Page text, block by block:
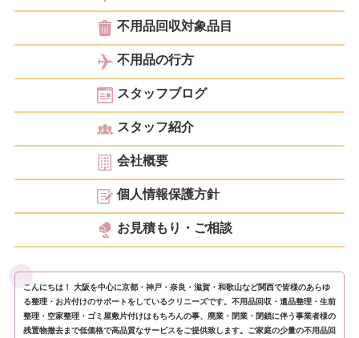
不用品回収対象品目
不用品の行方
スタッフブログ
スタッフ紹介
会社概要
個人情報保護方針
お見積もり・ご相談
こんにちは！ 大阪を中心に京都・神戸・奈良・滋賀・和歌山など関西で皆様のあらゆ
る整理・お片付けのサポートをしているクリニーズです。不用品回収・遺品整理・生前
整理・空家整理・ゴミ屋敷片付けはもちろんの事、廃業・閉業・閉鎖に伴う事業者様の
残置物撤去まで低価格で高品質なサービスをご提供致します。ご家庭の少量の不用品回